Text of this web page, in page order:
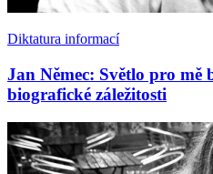
Diktatura informací
Jan Němec: Světlo pro mě
biografické záležitosti